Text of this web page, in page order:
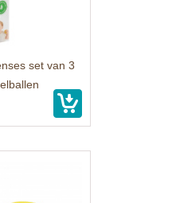
set van 3